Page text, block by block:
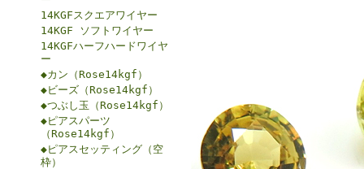
14KGFスクエアワイヤー
14KGF ソフトワイヤー
14KGFハーフハードワイヤ
ー
◆カン（Rose14kgf）
◆ビーズ（Rose14kgf）
◆つぶし玉（Rose14kgf）
◆ピアスパーツ
（Rose14kgf）
◆ピアスセッティング（空
枠）